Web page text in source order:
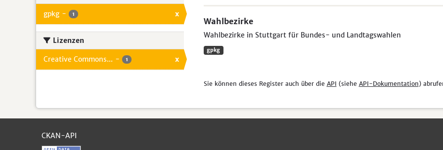
gpkg - 1 x
Lizenzen
Creative Commons... - 1 x
Wahlbezirke
Wahlbezirke in Stuttgart für Bundes- und Landtagswahlen
gpkg
Sie können dieses Register auch über die API (siehe API-Dokumentation)
CKAN-API